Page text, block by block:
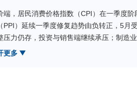
，居民消费价格指数（CPI）在一季度阶
）延续一季度修复趋势由负转正，5月
力仍存，投资与销售端继续承压；制造
。
更多